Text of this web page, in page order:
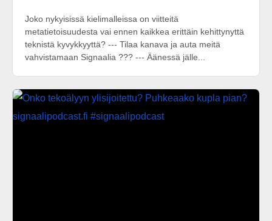
Joko nykyisissä kielimalleissa on viitteitä
metatietoisuudesta vai ennen kaikkea erittäin kehittynyttä
teknistä kyvykkyyttä? --- Tilaa kanava ja auta meitä
vahvistamaan Signaalia ??? --- Äänessä jälle...